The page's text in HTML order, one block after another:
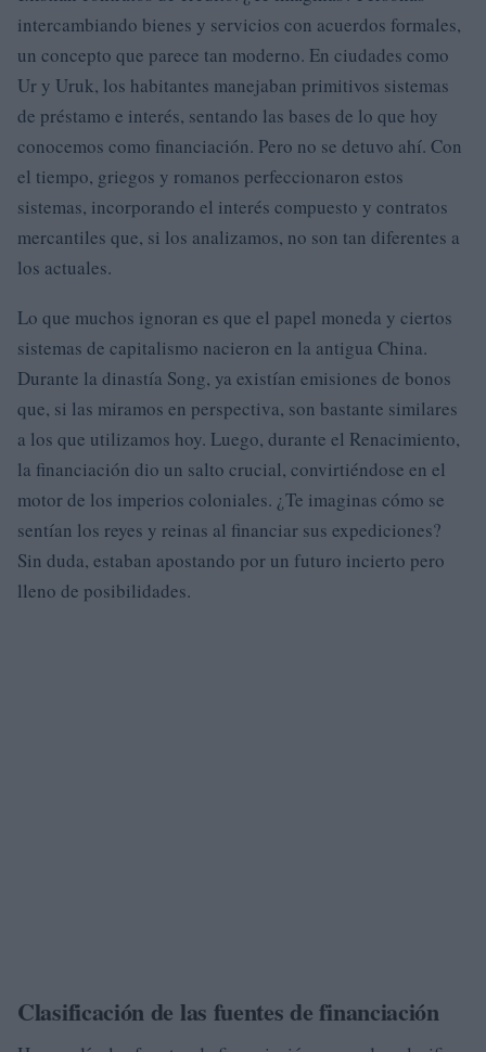
intercambiando bienes y servicios con acuerdos formales,
un concepto que parece tan moderno. En ciudades como
Ur y Uruk, los habitantes manejaban primitivos sistemas
de préstamo e interés, sentando las bases de lo que hoy
conocemos como financiación. Pero no se detuvo ahí. Con
el tiempo, griegos y romanos perfeccionaron estos
sistemas, incorporando el interés compuesto y contratos
mercantiles que, si los analizamos, no son tan diferentes a
los actuales.
Lo que muchos ignoran es que el papel moneda y ciertos
sistemas de capitalismo nacieron en la antigua China.
Durante la dinastía Song, ya existían emisiones de bonos
que, si las miramos en perspectiva, son bastante similares
a los que utilizamos hoy. Luego, durante el Renacimiento,
la financiación dio un salto crucial, convirtiéndose en el
motor de los imperios coloniales. ¿Te imaginas cómo se
sentían los reyes y reinas al financiar sus expediciones?
Sin duda, estaban apostando por un futuro incierto pero
lleno de posibilidades.
Clasificación de las fuentes de financiación